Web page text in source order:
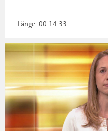
Länge: 00:14:33